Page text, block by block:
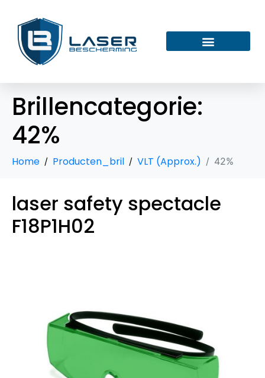
Brillencategorie:
42%
Home Producten_bril VLT (Approx.) 42%
laser safety spectacle
F18P1H02